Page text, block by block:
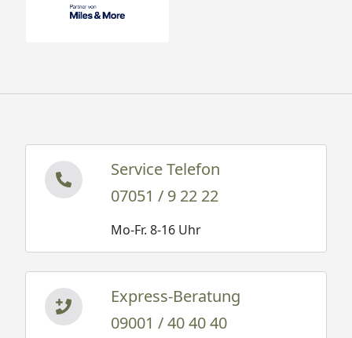
Service Telefon
07051 / 9 22 22
Mo-Fr. 8-16 Uhr
Express-Beratung
09001 / 40 40 40